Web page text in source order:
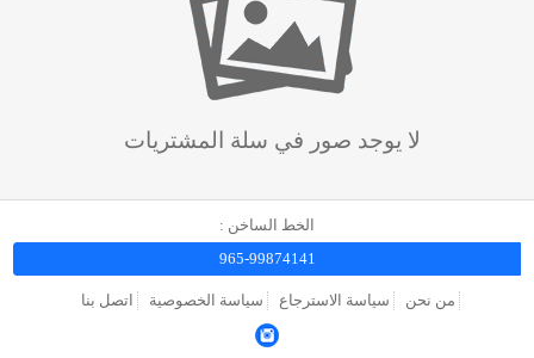
لا يوجد صور في سلة المشتريات
الخط الساخن :
965-99874141
من نحن سياسة الاسترجاع سياسة الخصوصية اتصل بنا